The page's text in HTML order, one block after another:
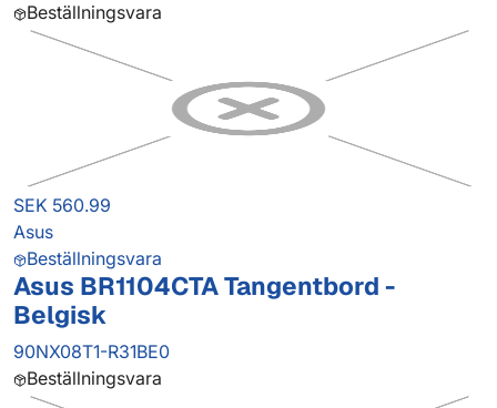
Beställningsvara
SEK 560.99
Asus
Beställningsvara
Asus BR1104CTA Tangentbord -
Belgisk
90NX08T1-R31BE0
Beställningsvara